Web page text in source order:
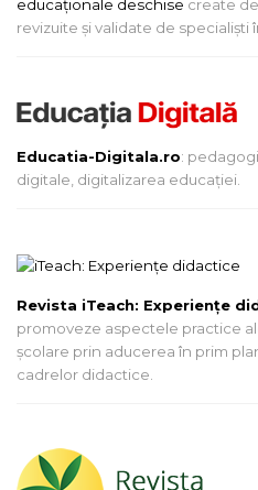
educaționale deschise create
revizuite și validate de specialiști
Educatia-Digitala.ro:
digitale, digitalizarea educației.
Revista iTeach: Experienţe
promoveze aspectele practice
şcolare prin aducerea în prim
cadrelor didactice.